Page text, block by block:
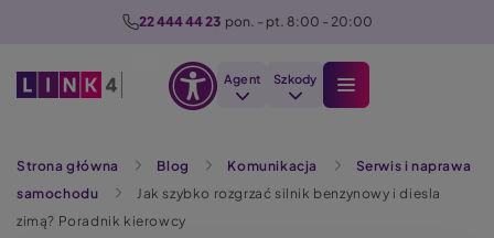
22 444 44 23 pon. - pt. 8:00 - 20:00
Agent Szkody
Strona główna Blog Komunikacja
Serwis i naprawa
samochodu
Jak szybko rozgrzać silnik benzynowy i diesla
zimą? Poradnik kierowcy